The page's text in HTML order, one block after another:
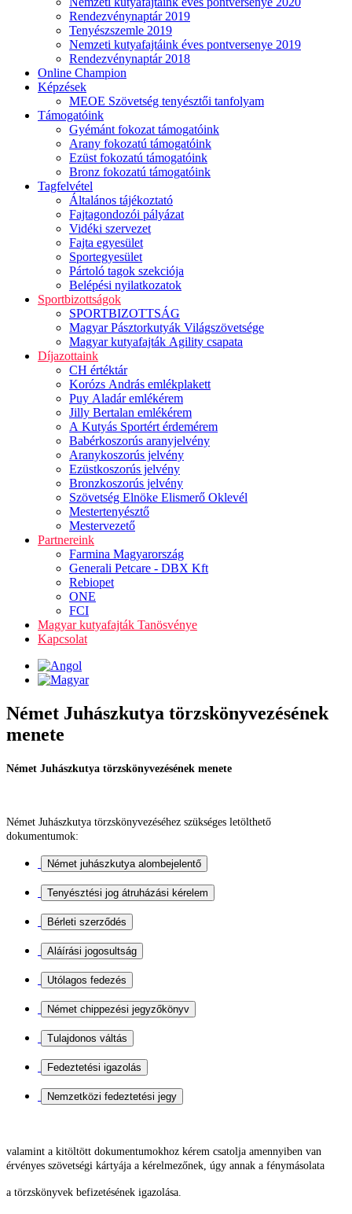
Rendezvénynaptár 2019
Tenyészszemle 2019
Nemzeti kutyafajtáink éves pontversenye 2019
Rendezvénynaptár 2018
Online Champion
Képzések
MEOE Szövetség tenyésztői tanfolyam
Támogatóink
Gyémánt fokozat támogatóink
Arany fokozatú támogatóink
Ezüst fokozatú támogatóink
Bronz fokozatú támogatóink
Tagfelvétel
Általános tájékoztató
Fajtagondozói pályázat
Vidéki szervezet
Fajta egyesület
Sportegyesület
Pártoló tagok szekciója
Belépési nyilatkozatok
Sportbizottságok
SPORTBIZOTTSÁG
Magyar Pásztorkutyák Világszövetsége
Magyar kutyafajták Agility csapata
Díjazottaink
CH értéktár
Korózs András emlékplakett
Puy Aladár emlékérem
Jilly Bertalan emlékérem
A Kutyás Sportért érdemérem
Babérkoszorús aranyjelvény
Aranykoszorús jelvény
Ezüstkoszorús jelvény
Bronzkoszorús jelvény
Szövetség Elnöke Elismerő Oklevél
Mestertenyésztő
Mestervezető
Partnereink
Farmina Magyarország
Generali Petcare - DBX Kft
Rebiopet
ONE
FCI
Magyar kutyafajták Tanösvénye
Kapcsolat
Német Juhászkutya törzskönyvezésének
menete
Német Juhászkutya törzskönyvezésének menete
Német Juhászkutya törzskönyvezéséhez szükséges letölthető
dokumentumok:
valamint a kitöltött dokumentumokhoz kérem csatolja amennyiben van
érvényes szövetségi kártyája a kérelmezőnek, úgy annak a fénymásolata
a törzskönyvek befizetésének igazolása.